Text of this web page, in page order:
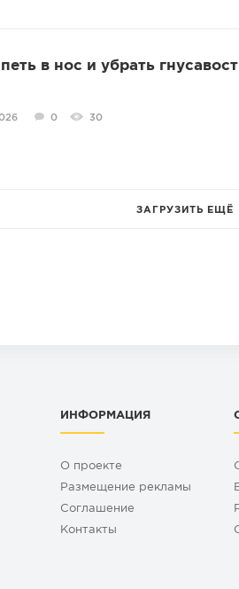
в нос и убрать
0 30
ЗАГРУЗИТЬ ЕЩЁ
ИНФОРМАЦИЯ
О проекте
Размещение рекламы
Cоглашение
Контакты